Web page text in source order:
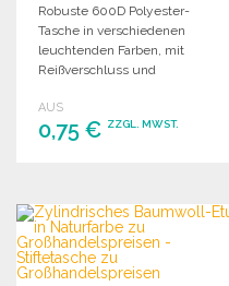
Robuste 600D Polyester-
Tasche in verschiedenen
leuchtenden Farben, mit
Reißverschluss und
einfachen Zugang.
AUS
0,75 € ZZGL. MWST.
Angebot anfordern